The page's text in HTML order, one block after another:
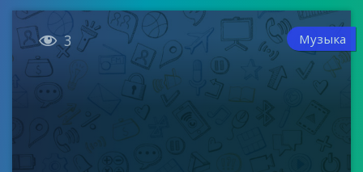
 3 Музыка